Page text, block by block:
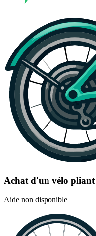
Achat d'un vélo pliant
Aide non disponible